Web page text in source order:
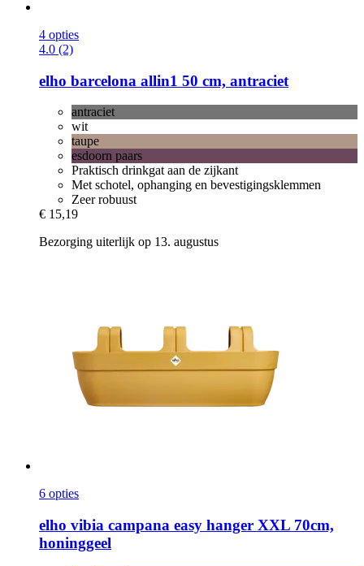
4 opties
4.0 (2)
elho barcelona allin1 50 cm, antraciet
antraciet
wit
taupe
esdoorn paars
Praktisch drinkgat aan de zijkant
Met schotel, ophanging en bevestigingsklemmen
Zeer robuust
€ 15,19
Bezorging uiterlijk op 13. augustus
6 opties
elho vibia campana easy hanger XXL 70cm,
honinggeel